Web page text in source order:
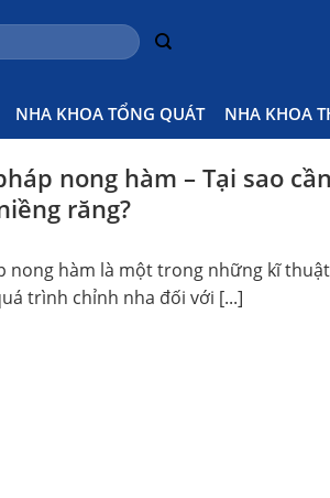
NHA KHOA TỔNG QUÁT NHA KHOA
nong hàm – Tại sao
răng?
nong hàm là một trong những kĩ
trình chỉnh nha đối với [...]